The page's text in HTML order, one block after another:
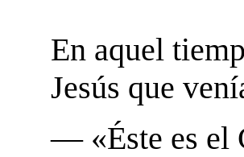
En aquel
Jesús que
― «Éste es el